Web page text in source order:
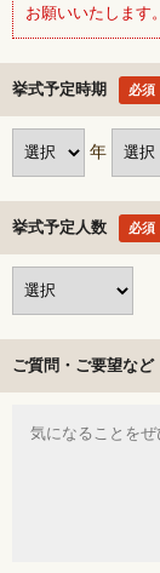
お願いいたします。
挙式予定時期 必須
年
挙式予定人数 必須
ご質問・ご要望など